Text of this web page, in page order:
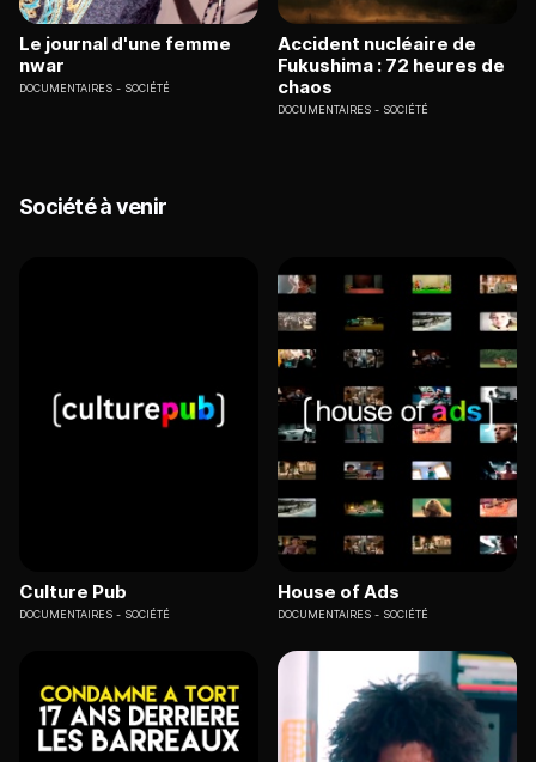
Le journal d'une femme
nwar
DOCUMENTAIRES SOCIÉTÉ
Accident nucléaire de
Fukushima : 72 heures de
chaos
DOCUMENTAIRES SOCIÉTÉ
Société à venir
Culture Pub
DOCUMENTAIRES SOCIÉTÉ
House of Ads
DOCUMENTAIRES SOCIÉTÉ